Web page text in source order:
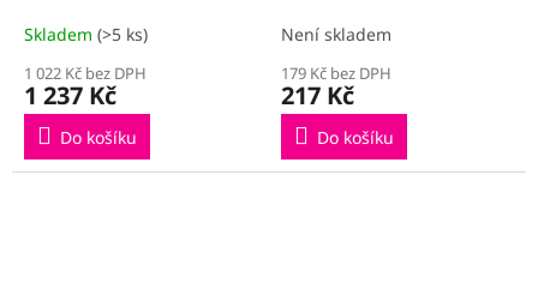
Skladem (>5 ks)
1 022 Kč bez DPH
1 237 Kč
Do košíku
Není skladem
179 Kč bez DPH
217 Kč
Do košíku